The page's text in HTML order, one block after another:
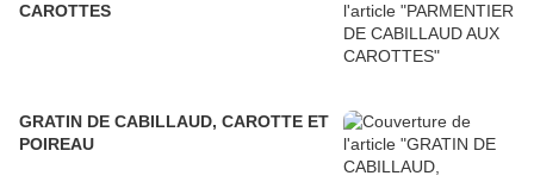
CAROTTES
GRATIN DE CABILLAUD, CAROTTE ET
POIREAU